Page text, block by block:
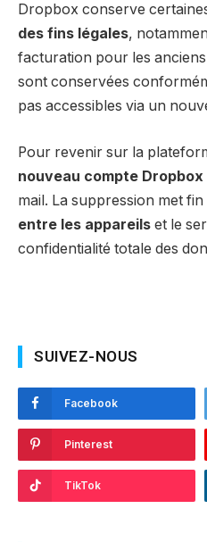
Dropbox conserve
des fins légales,
facturation pour les
sont conservées
pas accessibles via un
Pour revenir sur la
nouveau compte Dropbox
mail. La suppression met fin
entre les appareils et le
confidentialité totale des
SUIVEZ-NOUS
Facebook
Pinterest
TikTok